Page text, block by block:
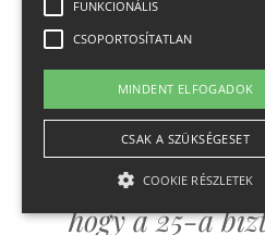
csapadékot
csak
havazást.
hogy a 25-a
FUNKCIONÁLIS
CSOPORTOSÍTATLAN
MINDENT ELFOGADOK
CSAK A SZÜKSÉGESET
COOKIE RÉSZLETEK